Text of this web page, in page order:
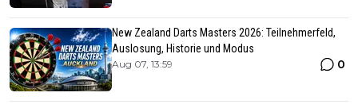
New Zealand Darts Masters 2026: Teilnehmerfeld,
Auslosung, Historie und Modus
Aug 07, 13:59 0